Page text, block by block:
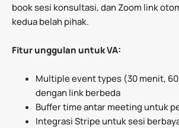
book sesi konsultasi, dan Zoom link
kedua belah pihak.
Fitur unggulan untuk VA:
Multiple event types (30 menit,
dengan link berbeda
Buffer time antar meeting untuk
Integrasi Stripe untuk sesi